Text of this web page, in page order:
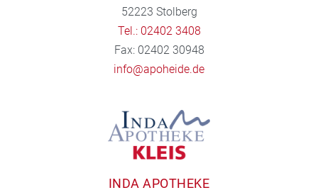
52223 Stolberg
Tel.: 02402 3408
Fax: 02402 30948
info@apoheide.de
INDA APOTHEKE